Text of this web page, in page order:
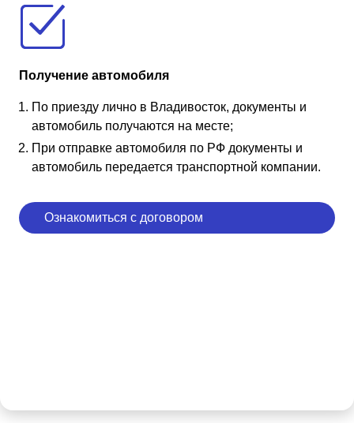
Получение автомобиля
По приезду лично в Владивосток, документы и
автомобиль получаются на месте;
При отправке автомобиля по РФ документы и
автомобиль передается транспортной компании.
Ознакомиться с договором